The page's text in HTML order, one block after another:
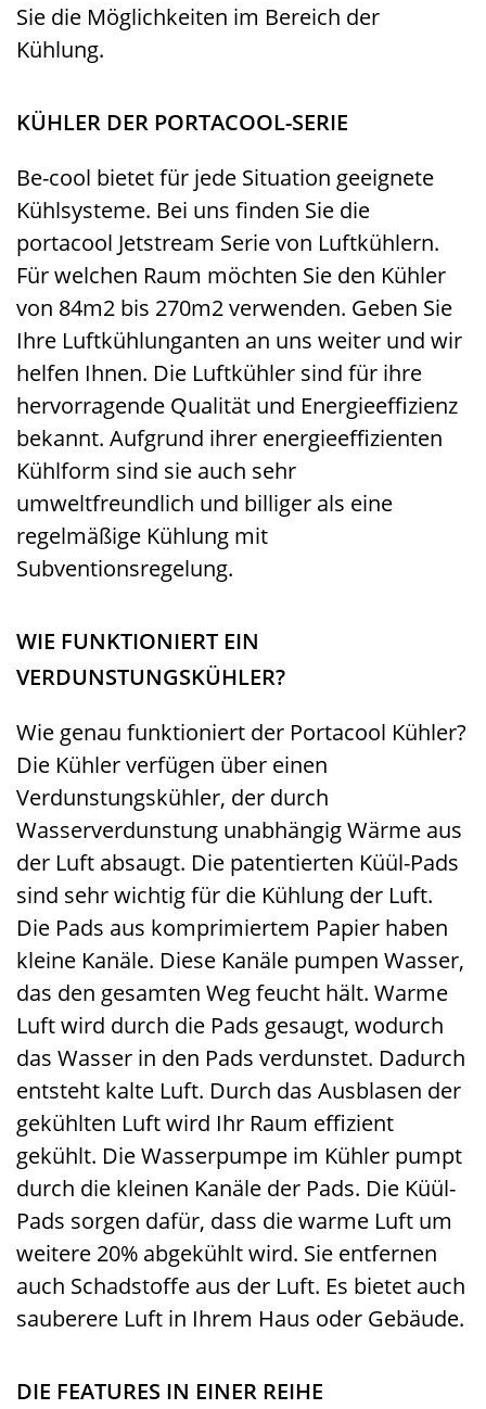
Sie die Möglichkeiten im Bereich der
Kühlung.
KÜHLER DER PORTACOOL-SERIE
Be-cool bietet für jede Situation geeignete
Kühlsysteme. Bei uns finden Sie die
portacool Jetstream Serie von Luftkühlern.
Für welchen Raum möchten Sie den Kühler
von 84m2 bis 270m2 verwenden. Geben Sie
Ihre Luftkühlunganten an uns weiter und wir
helfen Ihnen. Die Luftkühler sind für ihre
hervorragende Qualität und Energieeffizienz
bekannt. Aufgrund ihrer energieeffizienten
Kühlform sind sie auch sehr
umweltfreundlich und billiger als eine
regelmäßige Kühlung mit
Subventionsregelung.
WIE FUNKTIONIERT EIN
VERDUNSTUNGSKÜHLER?
Wie genau funktioniert der Portacool Kühler?
Die Kühler verfügen über einen
Verdunstungskühler, der durch
Wasserverdunstung unabhängig Wärme aus
der Luft absaugt. Die patentierten Küül-Pads
sind sehr wichtig für die Kühlung der Luft.
Die Pads aus komprimiertem Papier haben
kleine Kanäle. Diese Kanäle pumpen Wasser,
das den gesamten Weg feucht hält. Warme
Luft wird durch die Pads gesaugt, wodurch
das Wasser in den Pads verdunstet. Dadurch
entsteht kalte Luft. Durch das Ausblasen der
gekühlten Luft wird Ihr Raum effizient
gekühlt. Die Wasserpumpe im Kühler pumpt
durch die kleinen Kanäle der Pads. Die Küül-
Pads sorgen dafür, dass die warme Luft um
weitere 20% abgekühlt wird. Sie entfernen
auch Schadstoffe aus der Luft. Es bietet auch
sauberere Luft in Ihrem Haus oder Gebäude.
DIE FEATURES IN EINER REIHE